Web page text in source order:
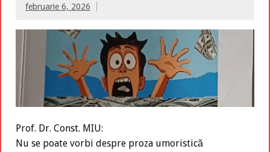
februarie 6, 2026
Prof. Dr. Const. MIU:
Nu se poate vorbi despre proza umoristică